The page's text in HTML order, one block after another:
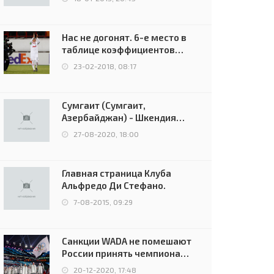
Нас не догонят. 6-е место в
таблице коэффициентов
УЕФА остаётся за Россией
23-02-2018, 08:17
Сумгаит (Сумгаит,
Азербайджан) - Шкендия
(Тетово, Северная
Македония) - 0:2 (0:0)
27-08-2020, 18:00
Главная страница Клуба
Альфредо Ди Стефано.
7-08-2015, 09:29
Санкции WADA не помешают
России принять чемпионат
Европы и финал Лиги
20-12-2020, 17:48